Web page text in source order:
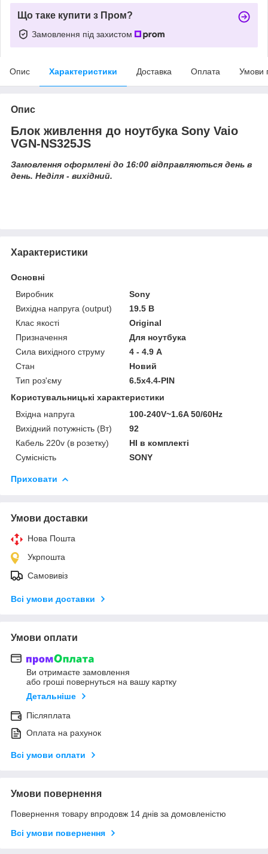
Що таке купити з Пром?
Замовлення під захистом
Опис Характеристики Доставка Оплата Умови
Опис
Блок живлення до ноутбука Sony Vaio
VGN-NS325JS
Замовлення оформлені до 16:00 відправляються день в
день. Неділя - вихідний.
Характеристики
Основні
Виробник
Sony
Вихідна напруга (output)
19.5 В
Клас якості
Original
Призначення
Для ноутбука
Сила вихідного струму
4 - 4.9 А
Стан
Новий
Тип роз'єму
6.5х4.4-PIN
Користувальницькі характеристики
Вхідна напруга
100-240V~1.6A 50/60Hz
Вихідний потужність (Вт)
92
Кабель 220v (в розетку)
НІ в комплекті
Сумісність
SONY
Приховати
Умови доставки
Нова Пошта
Укрпошта
Самовивіз
Всі умови доставки
Умови оплати
Ви отримаєте замовлення
або гроші повернуться на вашу картку
Детальніше
Післяплата
Оплата на рахунок
Всі умови оплати
Умови повернення
Повернення товару впродовж 14 днів за домовленістю
Всі умови повернення